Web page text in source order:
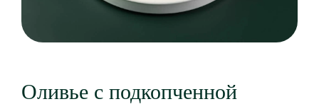
Оливье с подкопченной